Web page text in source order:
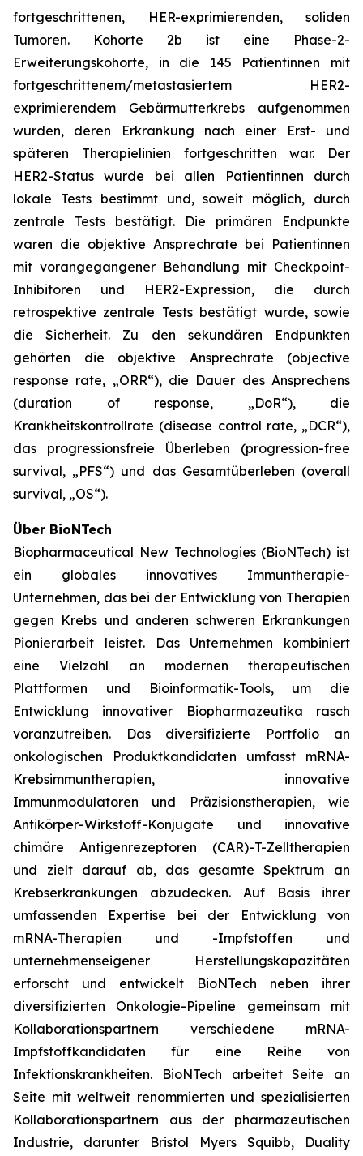
fortgeschrittenen, HER-exprimierenden, soliden
Tumoren. Kohorte 2b ist eine Phase-2-
Erweiterungskohorte, in die 145 Patientinnen mit
fortgeschrittenem/metastasiertem HER2-
exprimierendem Gebärmutterkrebs aufgenommen
wurden, deren Erkrankung nach einer Erst- und
späteren Therapielinien fortgeschritten war. Der
HER2-Status wurde bei allen Patientinnen durch
lokale Tests bestimmt und, soweit möglich, durch
zentrale Tests bestätigt. Die primären Endpunkte
waren die objektive Ansprechrate bei Patientinnen
mit vorangegangener Behandlung mit Checkpoint-
Inhibitoren und HER2-Expression, die durch
retrospektive zentrale Tests bestätigt wurde, sowie
die Sicherheit. Zu den sekundären Endpunkten
gehörten die objektive Ansprechrate (objective
response rate, „ORR“), die Dauer des Ansprechens
(duration of response, „DoR“), die
Krankheitskontrollrate (disease control rate, „DCR“),
das progressionsfreie Überleben (progression-free
survival, „PFS“) und das Gesamtüberleben (overall
survival, „OS“).
Über BioNTech
Biopharmaceutical New Technologies (BioNTech) ist
ein globales innovatives Immuntherapie-
Unternehmen, das bei der Entwicklung von Therapien
gegen Krebs und anderen schweren Erkrankungen
Pionierarbeit leistet. Das Unternehmen kombiniert
eine Vielzahl an modernen therapeutischen
Plattformen und Bioinformatik-Tools, um die
Entwicklung innovativer Biopharmazeutika rasch
voranzutreiben. Das diversifizierte Portfolio an
onkologischen Produktkandidaten umfasst mRNA-
Krebsimmuntherapien, innovative
Immunmodulatoren und Präzisionstherapien, wie
Antikörper-Wirkstoff-Konjugate und innovative
chimäre Antigenrezeptoren (CAR)-T-Zelltherapien
und zielt darauf ab, das gesamte Spektrum an
Krebserkrankungen abzudecken. Auf Basis ihrer
umfassenden Expertise bei der Entwicklung von
mRNA-Therapien und -Impfstoffen und
unternehmenseigener Herstellungskapazitäten
erforscht und entwickelt BioNTech neben ihrer
diversifizierten Onkologie-Pipeline gemeinsam mit
Kollaborationspartnern verschiedene mRNA-
Impfstoffkandidaten für eine Reihe von
Infektionskrankheiten. BioNTech arbeitet Seite an
Seite mit weltweit renommierten und spezialisierten
Kollaborationspartnern aus der pharmazeutischen
Industrie, darunter Bristol Myers Squibb, Duality